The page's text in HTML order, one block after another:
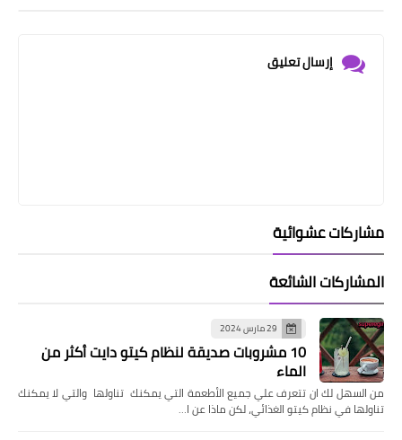
إرسال تعليق
مشاركات عشوائية
المشاركات الشائعة
29 مارس 2024
10 مشروبات صديقة لنظام كيتو دايت أكثر من
الماء
من السهل لك ان تتعرف علي جميع الأطعمة التي يمكنك تناولها والتي لا يمكنك
تناولها في نظام كيتو الغذائي، لكن ماذا عن ا…